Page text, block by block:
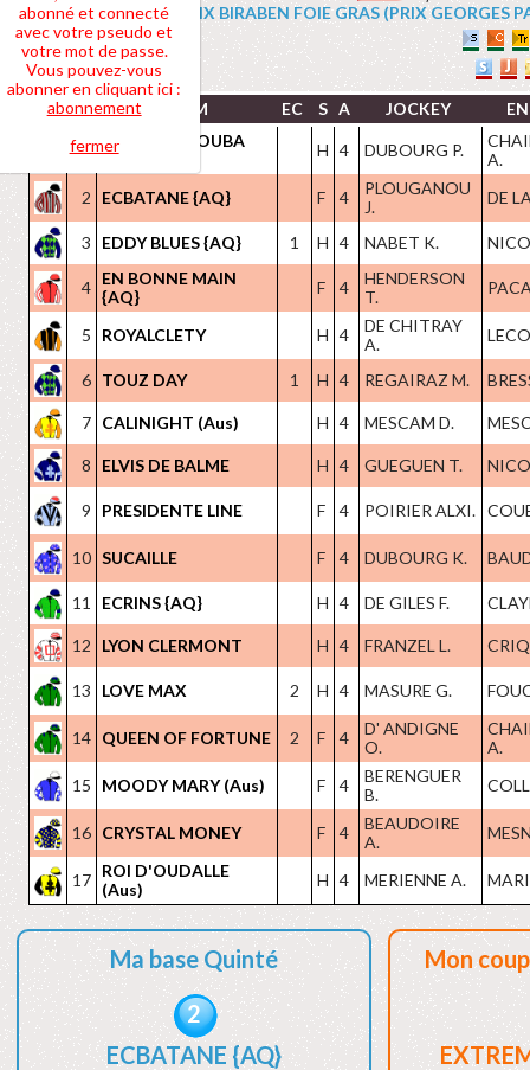
abonné et connecté
avec votre pseudo et
votre mot de passe.
Vous pouvez-vous
abonner en cliquant ici :
abonnement
fermer
4 PRIX BIRABEN FOIE GRAS (PRIX
NOM EC S A JOCKEY
1 EXTREME NOUBA
{AQ}
H 4 DUBOURG P.
A.
2
ECBATANE {AQ} F 4
PLOUGANOU
J.
DE
3 EDDY BLUES {AQ} 1 H 4 NABET K.
4 EN BONNE MAIN
{AQ}
F 4
HENDERSON
T.
5 ROYALCLETY H 4
DE CHITRAY
A.
6 TOUZ DAY 1 H 4 REGAIRAZ M.
7 CALINIGHT (Aus) H 4 MESCAM D.
8 ELVIS DE BALME H 4 GUEGUEN T.
9 PRESIDENTE LINE F 4 POIRIER ALXI.
10 SUCAILLE F 4 DUBOURG K.
11 ECRINS {AQ} H 4 DE GILES F.
12 LYON CLERMONT H 4 FRANZEL L.
13 LOVE MAX 2 H 4 MASURE G.
14 QUEEN OF FORTUNE 2 F 4
D' ANDIGNE
O.
A.
15
MOODY MARY (Aus) F 4
BERENGUER
B.
16 CRYSTAL MONEY F 4
BEAUDOIRE
A.
17 ROI D'OUDALLE
(Aus)
H 4 MERIENNE A.
Ma base Quinté
2
ECBATANE {AQ}
Mon